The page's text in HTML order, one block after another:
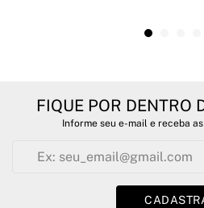
FIQUE POR DENTRO
Informe seu e-mail e receba